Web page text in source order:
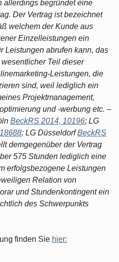
allerdings begründet eine
Der Vertrag ist bezeichnet
welchem der Kunde aus
Einzelleistungen ein
Leistungen abrufen kann, das
Teil dieser
Leistungen, die
sind, weil lediglich ein
Projektmanagement,
und -werbung etc. –
BeckRS 2014, 10196; LG
; LG DüsseldorfBeckRS
demgegenüber der Vertrag
575 Stunden lediglich eine
erfolgsbezogene Leistungen
Relation von
und Stundenkontingent ein
des Schwerpunkts
finden Sie hier: